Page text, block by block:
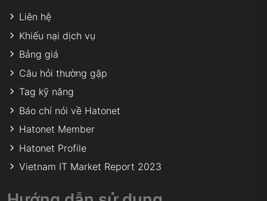
Liên hệ
Khiếu nại dịch vụ
Bảng giá
Câu hỏi thường gặp
Tag kỹ năng
Báo chí nói về Hatonet
Hatonet Member
Hatonet Profile
Vietnam IT Market Report 2023